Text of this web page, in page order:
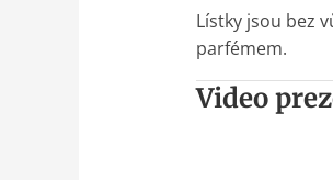
Lístky jsou bez
parfémem.
Video